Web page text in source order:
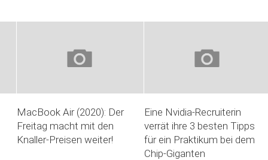
MacBook Air (2020): Der
Freitag macht mit den
Knaller-Preisen weiter!
Eine Nvidia-Recruiterin
verrät ihre 3 besten Tipps
für ein Praktikum bei dem
Chip-Giganten